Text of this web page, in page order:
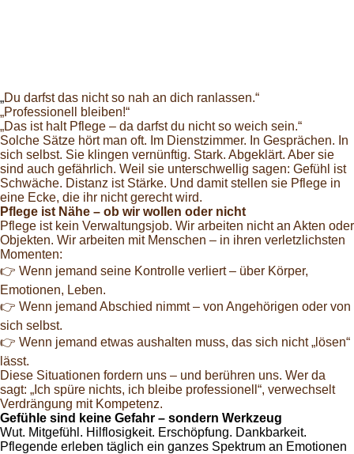
„Du darfst das nicht so nah an dich ranlassen.“
„Professionell bleiben!“
„Das ist halt Pflege – da darfst du nicht so weich sein.“
Solche Sätze hört man oft. Im Dienstzimmer. In Gesprächen. In
sich selbst. Sie klingen vernünftig. Stark. Abgeklärt. Aber sie
sind auch gefährlich. Weil sie unterschwellig sagen: Gefühl ist
Schwäche. Distanz ist Stärke. Und damit stellen sie Pflege in
eine Ecke, die ihr nicht gerecht wird.
Pflege ist Nähe – ob wir wollen oder nicht
Pflege ist kein Verwaltungsjob. Wir arbeiten nicht an Akten oder
Objekten. Wir arbeiten mit Menschen – in ihren verletzlichsten
Momenten:
👉 Wenn jemand seine Kontrolle verliert – über Körper,
Emotionen, Leben.
👉 Wenn jemand Abschied nimmt – von Angehörigen oder von
sich selbst.
👉 Wenn jemand etwas aushalten muss, das sich nicht „lösen“
lässt.
Diese Situationen fordern uns – und berühren uns. Wer da
sagt: „Ich spüre nichts, ich bleibe professionell“, verwechselt
Verdrängung mit Kompetenz.
Gefühle sind keine Gefahr – sondern Werkzeug
Wut. Mitgefühl. Hilflosigkeit. Erschöpfung. Dankbarkeit.
Pflegende erleben täglich ein ganzes Spektrum an Emotionen